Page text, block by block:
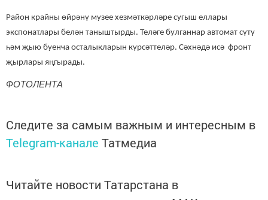
Район крайны өйрәнү музее хезмәткәрләре сугыш еллары
экспонатлары белән таныштырды. Теләге булганнар автомат сүтү
һәм җыю буенча осталыкларын күрсәттеләр. Сәхнәдә исә фронт
җырлары яңгырады.
ФОТОЛЕНТА
Следите за самым важным и интересным в
Telegram-канале Татмедиа
Читайте новости Татарстана в